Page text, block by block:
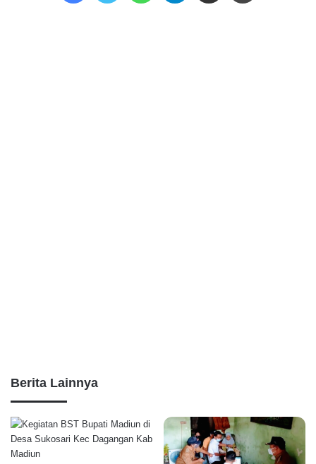
Berita Lainnya